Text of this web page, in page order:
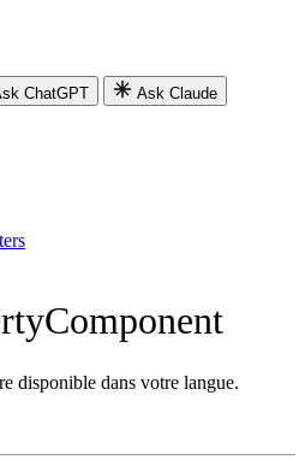
ChatGPT Ask Claude
disponible dans votre langue.